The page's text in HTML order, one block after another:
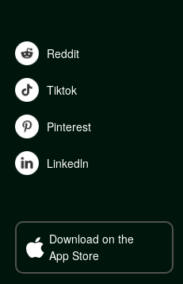
Reddit
Tiktok
Pinterest
Linkedln
Download on the
App Store